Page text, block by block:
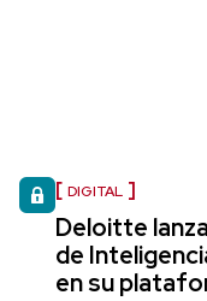
DIGITAL
Deloitte
de
en su